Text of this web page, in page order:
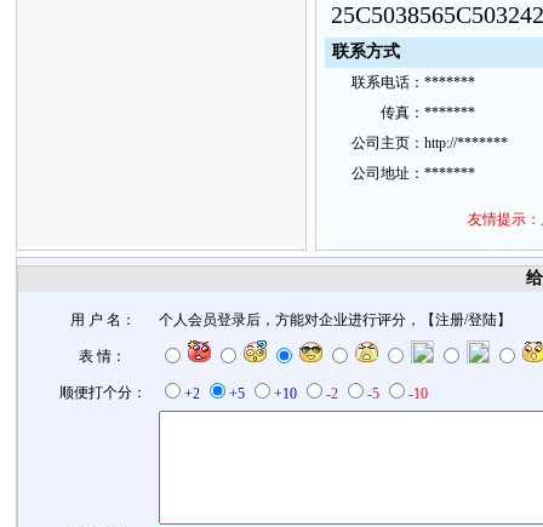
联系方式
联系电话： *******
传真： *******
公司主页： http://*******
公司地址： *******
友情提示
用 户 名： 个人会员登录后，方能对企业进行评分，【注册/登陆】
表 情：
顺便打个分： +2 +5 +10 -2 -5 -10